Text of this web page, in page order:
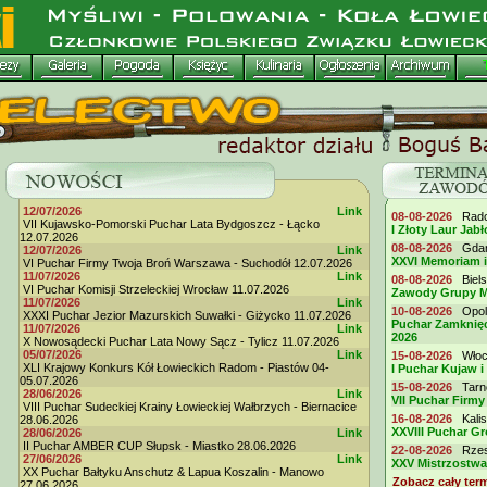
12/07/2026
Link
VII Kujawsko-Pomorski Puchar Lata Bydgoszcz - Łącko
12.07.2026
12/07/2026
Link
VI Puchar Firmy Twoja Broń Warszawa - Suchodół 12.07.2026
11/07/2026
Link
VI Puchar Komisji Strzeleckiej Wrocław 11.07.2026
11/07/2026
Link
XXXI Puchar Jezior Mazurskich Suwałki - Giżycko 11.07.2026
11/07/2026
Link
X Nowosądecki Puchar Lata Nowy Sącz - Tylicz 11.07.2026
05/07/2026
Link
XLI Krajowy Konkurs Kół Łowieckich Radom - Piastów 04-
05.07.2026
28/06/2026
Link
VIII Puchar Sudeckiej Krainy Łowieckiej Wałbrzych - Biernacice
28.06.2026
28/06/2026
Link
II Puchar AMBER CUP Słupsk - Miastko 28.06.2026
27/06/2026
Link
XX Puchar Bałtyku Anschutz & Lapua Koszalin - Manowo
08-08-2026
I Złoty Laur
08-08-2026
XXVI Memoriam
08-08-2026
Zawody Grupy
10-08-2026
Puchar
2026
15-08-2026
I Puchar Kujaw
15-08-2026
VII Puchar Firmy
16-08-2026
XXVIII Puchar
22-08-2026
XXV
Zobacz cały